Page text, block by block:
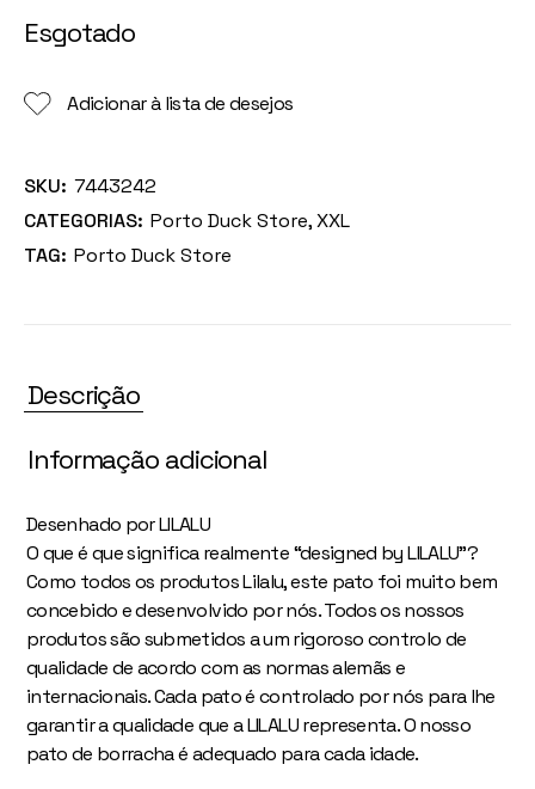
Esgotado
Adicionar à lista de desejos
SKU: 7443242
CATEGORIAS: Porto Duck Store,XXL
TAG: Porto Duck Store
Descrição
Informação adicional
Desenhado por LILALU
O que é que significa realmente “designed by LILALU”?
Como todos os produtos Lilalu, este pato foi muito bem
concebido e desenvolvido por nós. Todos os nossos
produtos são submetidos a um rigoroso controlo de
qualidade de acordo com as normas alemãs e
internacionais. Cada pato é controlado por nós para lhe
garantir a qualidade que a LILALU representa. O nosso
pato de borracha é adequado para cada idade.